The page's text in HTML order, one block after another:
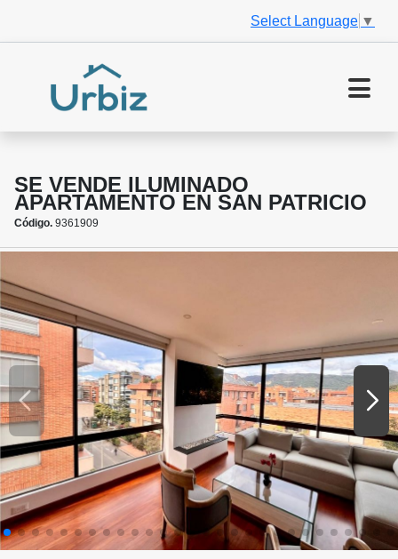
Select Language ▼
SE VENDE ILUMINADO
APARTAMENTO EN SAN PATRICIO
Código. 9361909